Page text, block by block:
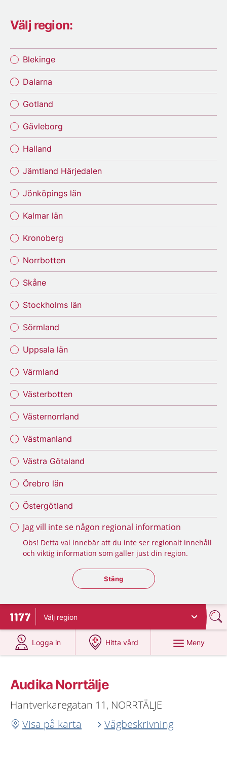
Välj region:
Blekinge
Dalarna
Gotland
Gävleborg
Halland
Jämtland Härjedalen
Jönköpings län
Kalmar län
Kronoberg
Norrbotten
Skåne
Stockholms län
Sörmland
Uppsala län
Värmland
Västerbotten
Västernorrland
Västmanland
Västra Götaland
Örebro län
Östergötland
Jag vill inte se någon regional information
Obs! Detta val innebär att du inte ser regionalt innehåll
och viktig information som gäller just din region.
Stäng regionsväljaren
Stäng
Till startsidan för 1177
Välj region
Logga in
på 1177.se
Hitta vård
på 1177.se
Meny
Audika Norrtälje
Hantverkaregatan 11, NORRTÄLJE
Visa på karta
Vägbeskrivning